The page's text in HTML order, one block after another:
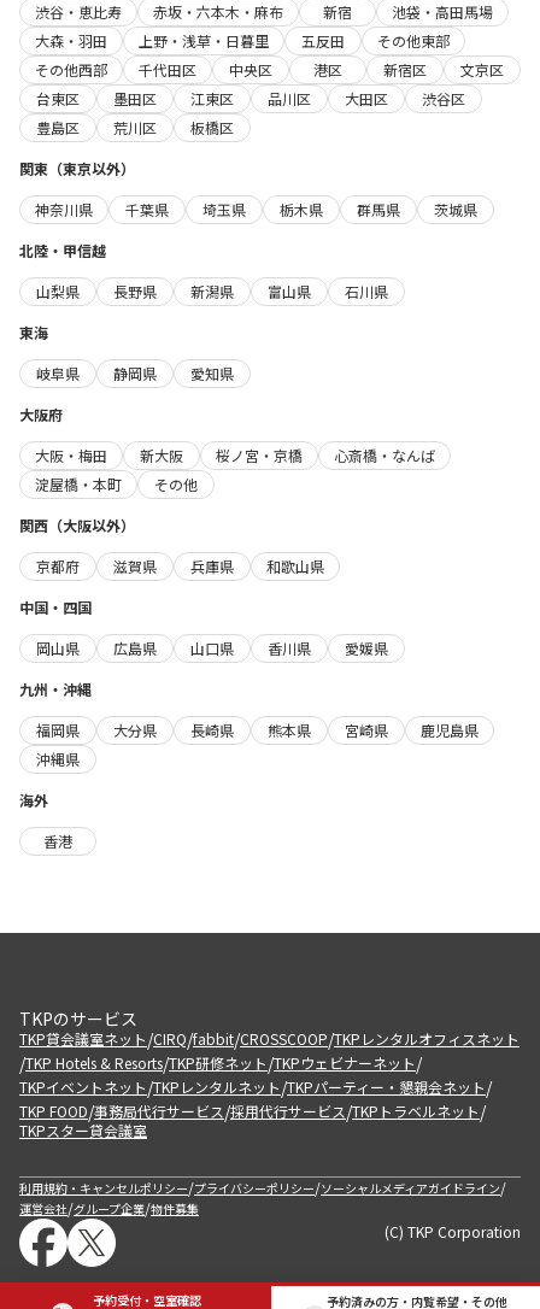
予約受付・空室確認 予約済みの方・内覧希望・その他
渋谷・恵比寿
赤坂・六本木・麻布 新宿
池袋・高田馬場
大森・羽田
上野・浅草・日暮里 五反田
その他東部
その他西部
千代田区 中央区 港区 新宿区
文京区
台東区
墨田区 江東区 品川区 大田区
渋谷区
豊島区
荒川区
板橋区
関東（東京以外）
神奈川県
千葉県 埼玉県 栃木県 群馬県
茨城県
北陸・甲信越
山梨県
長野県 新潟県 富山県
石川県
東海
岐阜県
静岡県
愛知県
大阪府
大阪・梅田
新大阪 桜ノ宮・京橋
心斎橋・なんば
淀屋橋・本町
その他
関西（大阪以外）
京都府
滋賀県 兵庫県
和歌山県
中国・四国
岡山県
広島県 山口県 香川県
愛媛県
九州・沖縄
福岡県
大分県 長崎県 熊本県 宮崎県
鹿児島県
沖縄県
海外
香港
TKPのサービス
TKP貸会議室ネット/CIRQ/fabbit/CROSSCOOP/TKPレンタルオフィスネット
/TKP Hotels & Resorts/TKP研修ネット/TKPウェビナーネット/
TKPイベントネット/TKPレンタルネット/TKPパーティー・懇親会ネット/
TKP FOOD/事務局代行サービス/採用代行サービス/TKPトラベルネット/
TKPスター貸会議室
利用規約・キャンセルポリシー/プライバシーポリシー/ソーシャルメディアガイドライン/
運営会社/グループ企業/物件募集
(C) TKP Corporation